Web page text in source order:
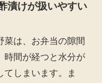
漬けが扱いやすい
菜は、お弁当の隙間
時間が経つと水分が
てしまいます。ま